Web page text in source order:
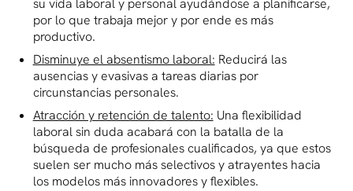
su vida laboral y personal ayudándose a planificarse,
por lo que trabaja mejor y por ende es más
productivo.
Disminuye el absentismo laboral: Reducirá las
ausencias y evasivas a tareas diarias por
circunstancias personales.
Atracción y retención de talento: Una flexibilidad
laboral sin duda acabará con la batalla de la
búsqueda de profesionales cualificados, ya que estos
suelen ser mucho más selectivos y atrayentes hacia
los modelos más innovadores y flexibles.